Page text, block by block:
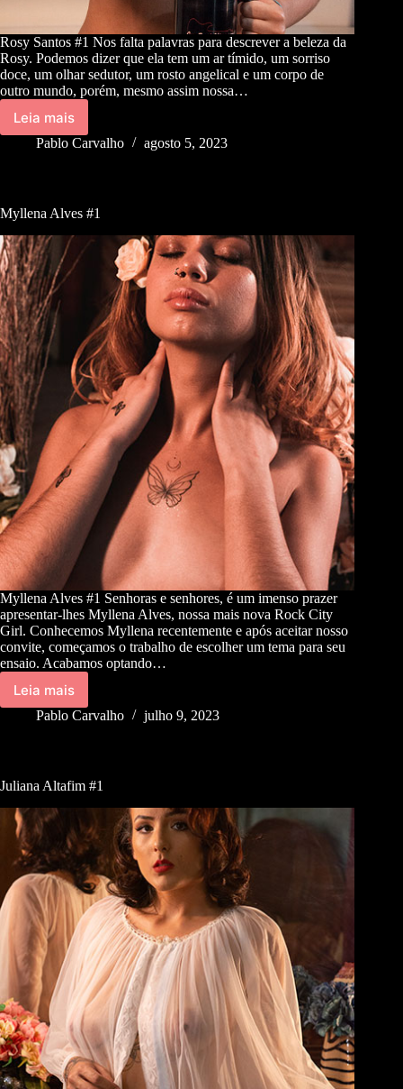
Rosy Santos #1 Nos falta palavras para descrever a beleza da
Rosy. Podemos dizer que ela tem um ar tímido, um sorriso
doce, um olhar sedutor, um rosto angelical e um corpo de
outro mundo, porém, mesmo assim nossa…
Leia mais
Pablo Carvalho agosto 5, 2023
Myllena Alves #1
Myllena Alves #1 Senhoras e senhores, é um imenso prazer
apresentar-lhes Myllena Alves, nossa mais nova Rock City
Girl. Conhecemos Myllena recentemente e após aceitar nosso
convite, começamos o trabalho de escolher um tema para seu
ensaio. Acabamos optando…
Leia mais
Pablo Carvalho julho 9, 2023
Juliana Altafim #1